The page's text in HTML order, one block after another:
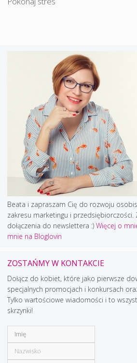
Beata i zapraszam Cię do rozwoju
zakresu marketingu i przedsiębiorczości.
dołączenia do newslettera :) Więcej o
mnie na Bloglovin
ZOSTAŃMY W KONTAKCIE
Dołącz do kobiet, które jako pierwsze
specjalnych promocjach i konkursach
Tylko wartościowe wiadomości i to
skrzynki!